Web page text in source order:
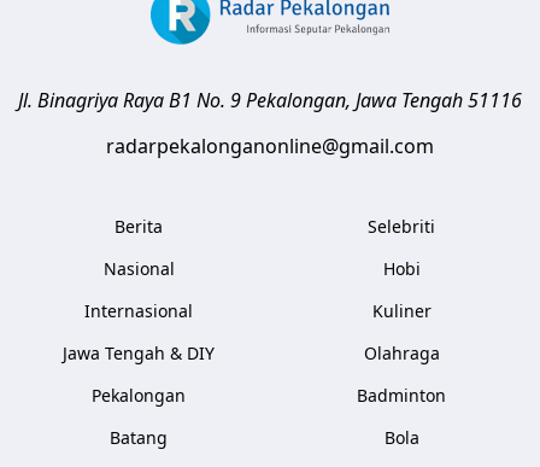
Jl. Binagriya Raya B1 No. 9Pekalongan, Jawa Tengah51116
radarpekalonganonline@gmail.com
Berita
Nasional
Internasional
Jawa Tengah & DIY
Pekalongan
Batang
Selebriti
Hobi
Kuliner
Olahraga
Badminton
Bola